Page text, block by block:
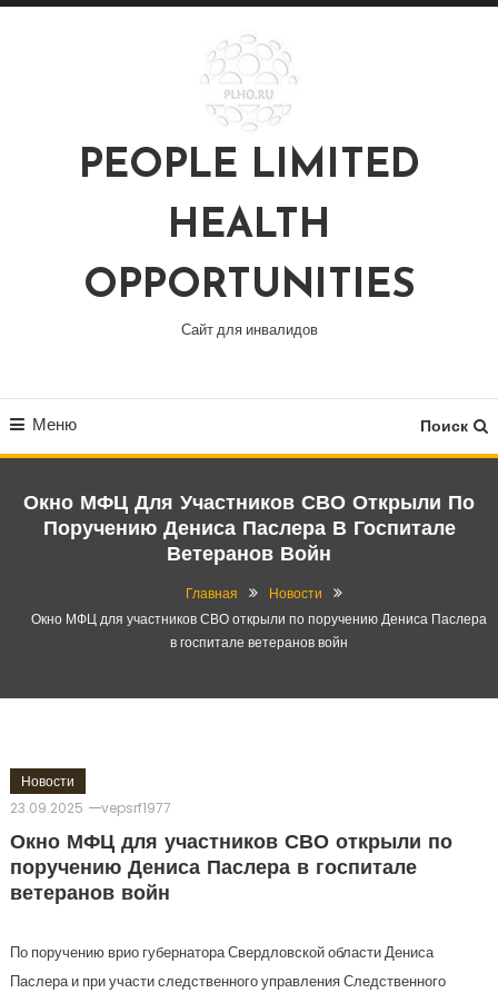
Перейти
PEOPLE LIMITED
HEALTH
OPPORTUNITIES
Сайт для инвалидов
Меню Поиск
Окно МФЦ Для Участников СВО Открыли По
Поручению Дениса Паслера В Госпитале
Ветеранов Войн
Главная
Новости
Окно МФЦ для участников СВО открыли по поручению Дениса Паслера
в госпитале ветеранов войн
Новости
23.09.2025
vepsrf1977
Окно МФЦ для участников СВО открыли по
поручению Дениса Паслера в госпитале
ветеранов войн
По поручению врио губернатора Свердловской области Дениса
Паслера и при участи следственного управления Следственного